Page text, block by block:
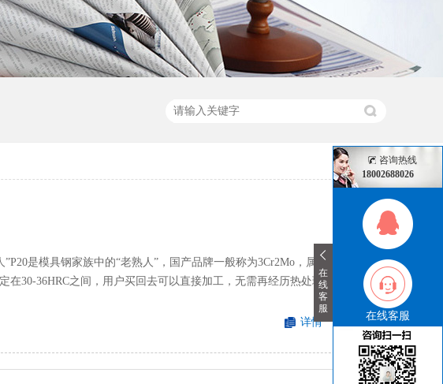
是模具钢家族中的“老熟人”，国产品牌一般称为3Cr2Mo，属于预
30-36HRC之间，用户买回去可以直接加工，无需再经历热处理环
详情
在
线
客
服
咨询热线
18002688026
在线客服